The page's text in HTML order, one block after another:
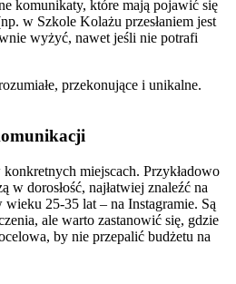
komunikaty, które mają pojawić się
w Szkole Kolażu przesłaniem jest
wyżyć, nawet jeśli nie potrafi
przekonujące i unikalne.
miejscach. Przykładowo
w dorosłość, najłatwiej znaleźć na
25-35 lat – na Instagramie. Są
ale warto zastanowić się, gdzie
by nie przepalić budżetu na